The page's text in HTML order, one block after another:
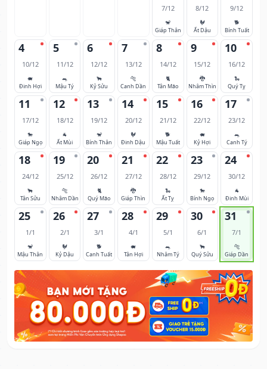
7/12
🐒
Giáp Thân
8/12
🐓
Ất Dậu
9/12
🐕
Bính Tuất
4
10/12
🐖
Đinh Hợi
5
11/12
🐀
Mậu Tý
6
12/12
🐂
Kỷ Sửu
7
13/12
🐅
Canh Dần
8
14/12
🐈
Tân Mão
9
15/12
🐉
Nhâm Thìn
10
16/12
🐍
Quý Tỵ
11
17/12
🐎
Giáp Ngọ
12
18/12
🐐
Ất Mùi
13
19/12
🐒
Bính Thân
14
20/12
🐓
Đinh Dậu
15
21/12
🐕
Mậu Tuất
16
22/12
🐖
Kỷ Hợi
17
23/12
🐀
Canh Tý
18
24/12
🐂
Tân Sửu
19
25/12
🐅
Nhâm Dần
20
26/12
🐈
Quý Mão
21
27/12
🐉
Giáp Thìn
22
28/12
🐍
Ất Tỵ
23
29/12
🐎
Bính Ngọ
24
30/12
🐐
Đinh Mùi
25
1/1
🐒
Mậu Thân
26
2/1
🐓
Kỷ Dậu
27
3/1
🐕
Canh Tuất
28
4/1
🐖
Tân Hợi
29
5/1
🐀
Nhâm Tý
30
6/1
🐂
Quý Sửu
31
7/1
🐅
Giáp Dần